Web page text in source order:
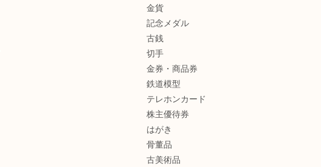
金貨
記念メダル
古銭
切手
金券・商品券
鉄道模型
テレホンカード
株主優待券
はがき
骨董品
古美術品